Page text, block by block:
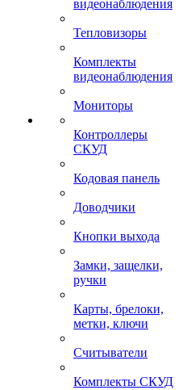
видеонаблюдения
Тепловизоры
Комплекты
видеонаблюдения
Мониторы
Контроллеры
СКУД
Кодовая панель
Доводчики
Кнопки выхода
Замки, защелки,
ручки
Карты, брелоки,
метки, ключи
Считыватели
Комплекты СКУД